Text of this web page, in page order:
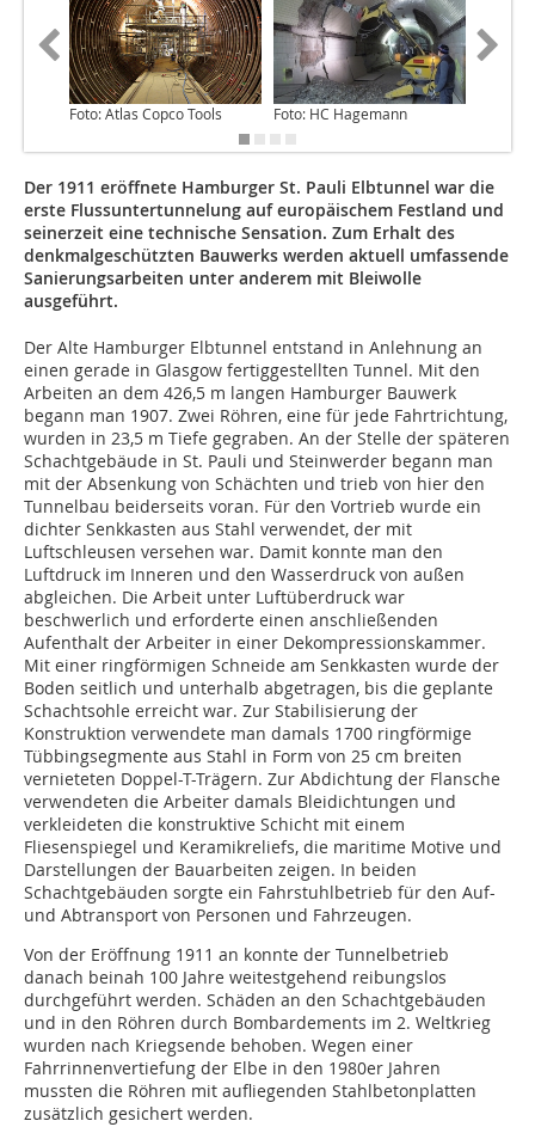
Foto: Atlas Copco Tools Foto: HC Hagemann
Der 1911 eröffnete Hamburger St. Pauli Elbtunnel war die
erste Flussuntertunnelung auf europäischem Festland und
seinerzeit eine technische Sensation. Zum Erhalt des
denkmalgeschützten Bauwerks werden aktuell umfassende
Sanierungsarbeiten unter anderem mit Bleiwolle
ausgeführt.
Der Alte Hamburger Elbtunnel entstand in Anlehnung an
einen gerade in Glasgow fertiggestellten Tunnel. Mit den
Arbeiten an dem 426,5 m langen Hamburger Bauwerk
begann man 1907. Zwei Röhren, eine für jede Fahrtrichtung,
wurden in 23,5 m Tiefe gegraben. An der Stelle der späteren
Schachtgebäude in St. Pauli und Steinwerder begann man
mit der Absenkung von Schächten und trieb von hier den
Tunnelbau beiderseits voran. Für den Vortrieb wurde ein
dichter Senkkasten aus Stahl verwendet, der mit
Luftschleusen versehen war. Damit konnte man den
Luftdruck im Inneren und den Wasserdruck von außen
abgleichen. Die Arbeit unter Luftüberdruck war
beschwerlich und erforderte einen anschließenden
Aufenthalt der Arbeiter in einer Dekompressionskammer.
Mit einer ringförmigen Schneide am Senkkasten wurde der
Boden seitlich und unterhalb abgetragen, bis die geplante
Schachtsohle erreicht war. Zur Stabilisierung der
Konstruktion verwendete man damals 1700 ringförmige
Tübbingsegmente aus Stahl in Form von 25 cm breiten
vernieteten Doppel-T-Trägern. Zur Abdichtung der Flansche
verwendeten die Arbeiter damals Bleidichtungen und
verkleideten die konstruktive Schicht mit einem
Fliesenspiegel und Keramikreliefs, die maritime Motive und
Darstellungen der Bauarbeiten zeigen. In beiden
Schachtgebäuden sorgte ein Fahrstuhlbetrieb für den Auf-
und Abtransport von Personen und Fahrzeugen.
Von der Eröffnung 1911 an konnte der Tunnelbetrieb
danach beinah 100 Jahre weitestgehend reibungslos
durchgeführt werden. Schäden an den Schachtgebäuden
und in den Röhren durch Bombardements im 2. Weltkrieg
wurden nach Kriegsende behoben. Wegen einer
Fahrrinnenvertiefung der Elbe in den 1980er Jahren
mussten die Röhren mit aufliegenden Stahlbetonplatten
zusätzlich gesichert werden.